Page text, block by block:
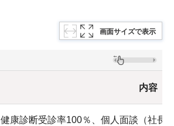
画面サイズで表示
内容
健康診断受診率100％、個人面談（社長